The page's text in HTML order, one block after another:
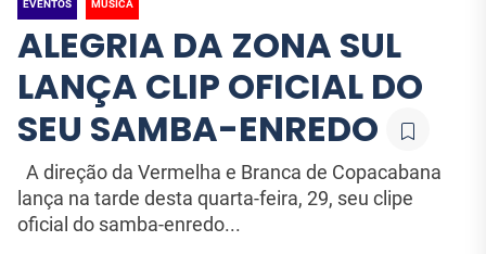
EVENTOS MÚSICA
ALEGRIA DA ZONA SUL
LANÇA CLIP OFICIAL DO
SEU SAMBA-ENREDO
A direção da Vermelha e Branca de Copacabana
lança na tarde desta quarta-feira, 29, seu clipe
oficial do samba-enredo...